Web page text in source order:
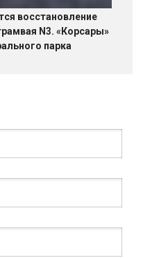
восстановление
N3. «Корсары»
парка